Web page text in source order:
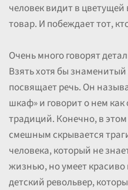
человек видит в цветущей
товар. И побеждает тот,
Очень много говорят
Взять хотя бы
посвящает речь. Он
шкаф» и говорит о нем как
традиций. Конечно, в
смешным скрывается
человека, который не
жизнью, но умеет красиво
детский револьвер,